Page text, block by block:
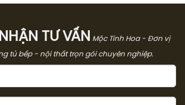
11.840.000₫.
TƯ VẤN
Mộc Tinh Hoa - Đơn vị
tủ bếp - nội thất trọn gói chuyên nghiệp.